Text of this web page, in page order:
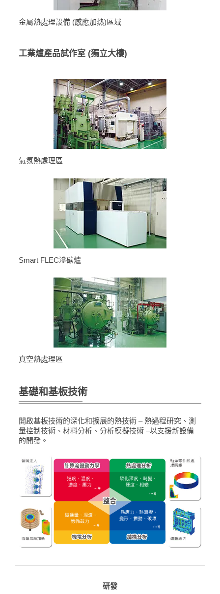
金屬熱處理設備 (感應加熱)區域
工業爐產品試作室 (獨立大樓)
氣氛熱處理區
Smart FLEC滲碳爐
真空熱處理區
基礎和基板技術
開啟基板技術的深化和擴展的熱技術 – 熱過程研究、測
量控制技術、材料分析、分析模擬技術 –以支援新設備
的開發。
研發